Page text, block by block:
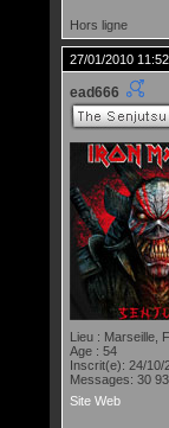
Hors ligne
27/01/2010
ead666
Lieu : Marseille,
Age : 54
Inscrit(e): 24/10/
Messages: 30
Site Web